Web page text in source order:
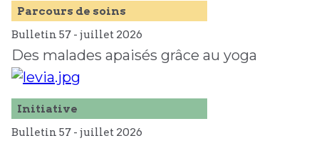
Parcours de soins
Bulletin 57 - juillet 2026
Des malades apaisés grâce au yoga
Initiative
Bulletin 57 - juillet 2026